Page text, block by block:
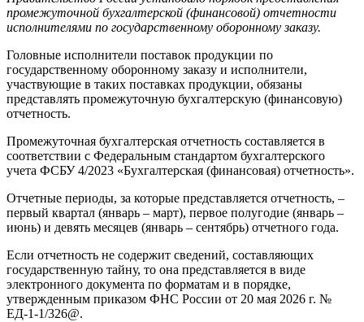
промежуточной бухгалтерской (финансовой) отчетности
исполнителями по государственному оборонному заказу.
Головные исполнители поставок продукции по
государственному оборонному заказу и исполнители,
участвующие в таких поставках продукции, обязаны
представлять промежуточную бухгалтерскую (финансовую)
отчетность.
Промежуточная бухгалтерская отчетность составляется в
соответствии с Федеральным стандартом бухгалтерского
учета ФСБУ 4/2023 «Бухгалтерская (финансовая) отчетность».
Отчетные периоды, за которые представляется отчетность, –
первый квартал (январь – март), первое полугодие (январь –
июнь) и девять месяцев (январь – сентябрь) отчетного года.
Если отчетность не содержит сведений, составляющих
государственную тайну, то она представляется в виде
электронного документа по форматам и в порядке,
утвержденным приказом ФНС России от 20 мая 2026 г. №
ЕД-1-1/326@.